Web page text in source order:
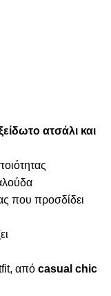
ατσάλι και
που προσδίδει
από casual chic